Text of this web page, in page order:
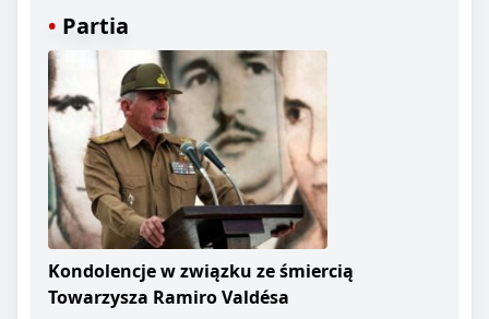
Partia
Kondolencje w związku ze śmiercią
Towarzysza Ramiro Valdésa